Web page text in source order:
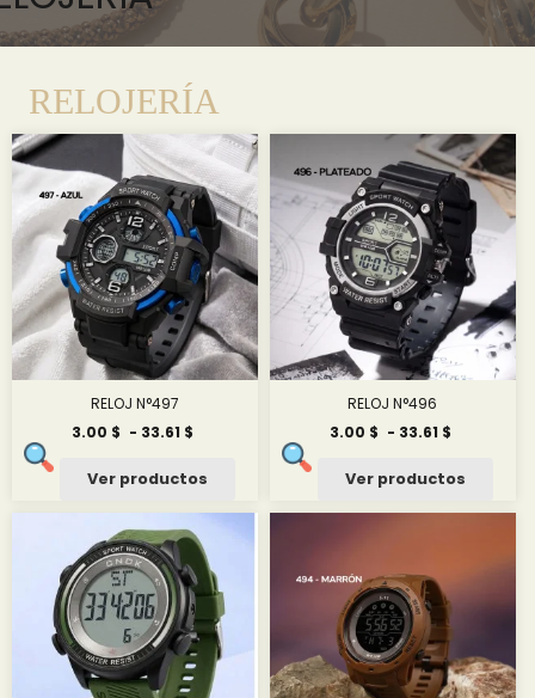
RELOJERÍA
RELOJ N°497
3.00 $ - 33.61 $
desde
3.00 $
33.61 $
Ver productos
RELOJ N°496
3.00 $ - 33.61 $
desde
3.00 $
Ver productos